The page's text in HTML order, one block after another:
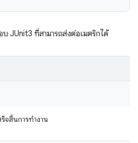
บ JUnit3 ที่สามารถส่งต่อเมตริกได้
ร็จสิ้นการทำงาน